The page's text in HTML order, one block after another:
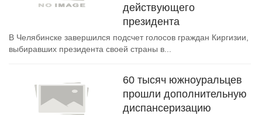
действующего
президента
В Челябинске завершился подсчет голосов граждан Киргизии,
выбиравших президента своей страны в...
60 тысяч южноуральцев
прошли дополнительную
диспансеризацию